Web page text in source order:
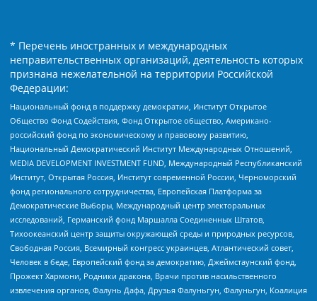
* Перечень иностранных и международных
неправительственных организаций, деятельность которых
признана нежелательной на территории Российской
Федерации:
Национальный фонд в поддержку демократии, Институт Открытое
Общество Фонд Содействия, Фонд Открытое общество, Американо-
российский фонд по экономическому и правовому развитию,
Национальный Демократический Институт Международных Отношений,
MEDIA DEVELOPMENT INVESTMENT FUND, Международный Республиканский
Институт, Открытая Россия, Институт современной России, Черноморский
фонд регионального сотрудничества, Европейская Платформа за
Демократические Выборы, Международный центр электоральных
исследований, Германский фонд Маршалла Соединенных Штатов,
Тихоокеанский центр защиты окружающей среды и природных ресурсов,
Свободная Россия, Всемирный конгресс украинцев, Атлантический совет,
Человек в беде, Европейский фонд за демократию, Джеймстаунский фонд,
Прожект Хармони, Родники дракона, Врачи против насильственного
извлечения органов, Фалунь Дафа, Друзья Фалуньгун, Фалуньгун, Коалиция